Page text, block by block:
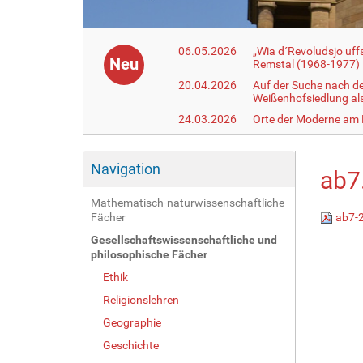
Neu
06.05.2026
„Wia d´Revoludsjo
Remstal (1968-1977)
20.04.2026
Auf der Suche nach
Weißenhofsiedlung
24.03.2026
Orte der Moderne am
Navigation
Mathematisch-naturwissenschaftliche
Fächer
Gesellschaftswissenschaftliche und
philosophische Fächer
Ethik
Religionslehren
Geographie
Geschichte
ab7-